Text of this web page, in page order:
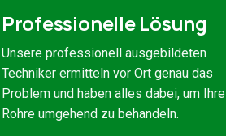
Professionelle Lösung
Unsere professionell ausgebildeten
Techniker ermitteln vor Ort genau das
Problem und haben alles dabei, um Ihre
Rohre umgehend zu behandeln.